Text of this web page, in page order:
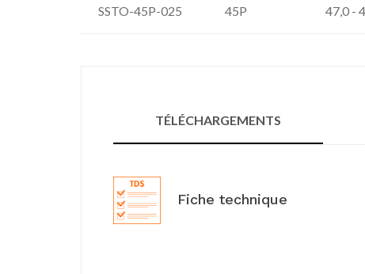
SSTO-45P-025 45P 47,0 -
TÉLÉCHARGEMENTS
Fiche technique